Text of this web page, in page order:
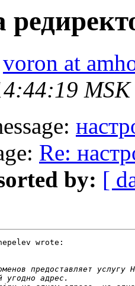
voron at
Re:
by: [
wrote: